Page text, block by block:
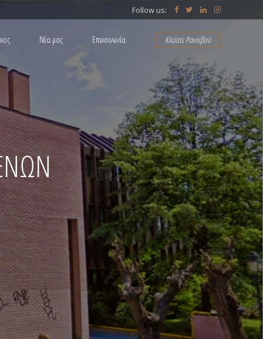
Follow us:
Κλείστε Ραντεβού
Νέα μας Επικοινωνία